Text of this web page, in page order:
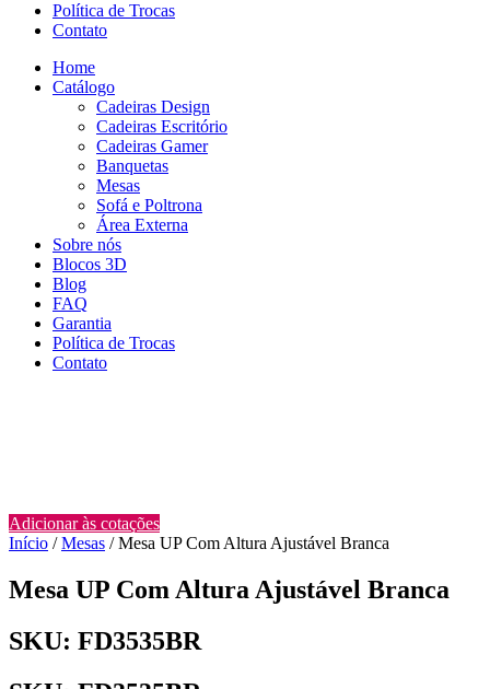
Política de Trocas
Contato
Home
Catálogo
Cadeiras Design
Cadeiras Escritório
Cadeiras Gamer
Banquetas
Mesas
Sofá e Poltrona
Área Externa
Sobre nós
Blocos 3D
Blog
FAQ
Garantia
Política de Trocas
Contato
Adicionar às cotações
Início /Mesas / Mesa UP Com Altura Ajustável Branca
Mesa UP Com Altura Ajustável Branca
SKU: FD3535BR